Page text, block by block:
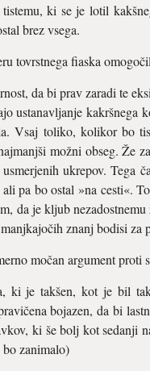
tistemu, ki se je lotil
brez vsega.
tovrstnega fiaska
da bi prav zaradi te
ustanavljanje kakršnega
Vsaj toliko, kolikor bo
možni obseg. Že
ukrepov. Tega
pa bo ostal »na cesti«.
da je kljub
znanj bodisi za
močan argument
ki je takšen, kot je bil
bojazen, da bi
ki še bolj kot sedanji
zanimalo)